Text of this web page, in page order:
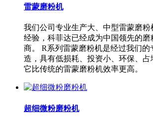
雷蒙磨粉机
我们公司专业生产大、中型雷蒙磨粉
经验，科菲达已经成为中国领先的磨
商。 R系列雷蒙磨粉机是经过我们的
造，具有低损耗、投资小、环保、占
它比传统的雷蒙磨粉机效率更高。
超细微粉磨粉机